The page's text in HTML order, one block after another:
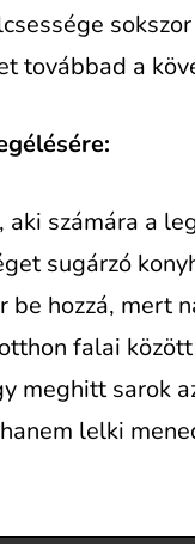
továbbad a
számára a
sugárzó
be hozzá, mert
falai
meghitt sarok
lelki